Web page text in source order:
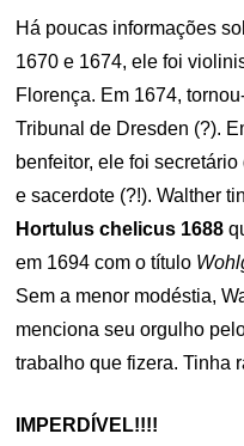
Há poucas informações
1670 e 1674, ele foi
Florença. Em 1674,
Tribunal de Dresden (?).
benfeitor, ele foi
e sacerdote (?!). Walther
Hortulus chelicus 1688
em 1694 com o título
Sem a menor modéstia,
menciona seu orgulho
trabalho que fizera. Tinha
IMPERDÍVEL!!!!